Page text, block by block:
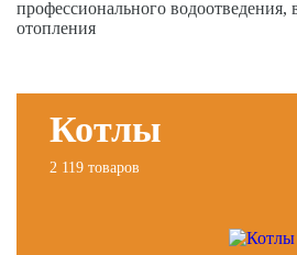
профессионального водоотведения,
отопления
Котлы
2 119 товаров